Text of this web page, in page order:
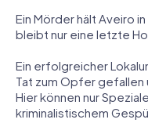
Ein Mörder hält Aveiro
bleibt nur eine letzte
Ein erfolgreicher
Tat zum Opfer gefallen
Hier können nur
kriminalistischem